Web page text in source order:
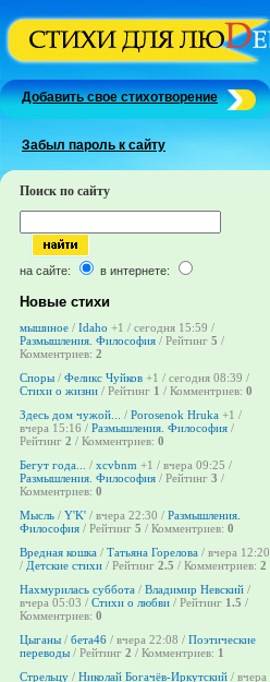
Добавить свое стихотворение
Забыл пароль к сайту
Поиск по сайту
на сайте: в интернете:
Новые стихи
мышиное / Idaho +1 / сегодня 15:59 /
Размышления. Философия / Рейтинг 5 /
Комментриев: 2
Споры / Феликс Чуйков +1 / сегодня 08:39 /
Стихи о жизни / Рейтинг 1 / Комментриев: 0
Здесь дом чужой...
/ Porosenok Hruka +1 /
вчера 15:16 / Размышления. Философия /
Рейтинг 2 / Комментриев: 0
Бегут года...
/ xcvbnm +1 / вчера 09:25 /
Размышления. Философия / Рейтинг 3 /
Комментриев: 0
Мысль / Y'K' / вчера 22:30 / Размышления.
Философия / Рейтинг 5 / Комментриев: 0
Вредная кошка / Татьяна Горелова / вчера 12:20
/ Детские стихи / Рейтинг 2.5 / Комментриев: 2
Нахмурилась суббота / Владимир Невский /
вчера 05:03 / Стихи о любви / Рейтинг 1.5 /
Комментриев: 0
Цыганы / бета46 / вчера 22:08 / Поэтические
переводы / Рейтинг 2 / Комментриев: 1
Стрельцу / Николай Богачёв-Иркутский / вчера